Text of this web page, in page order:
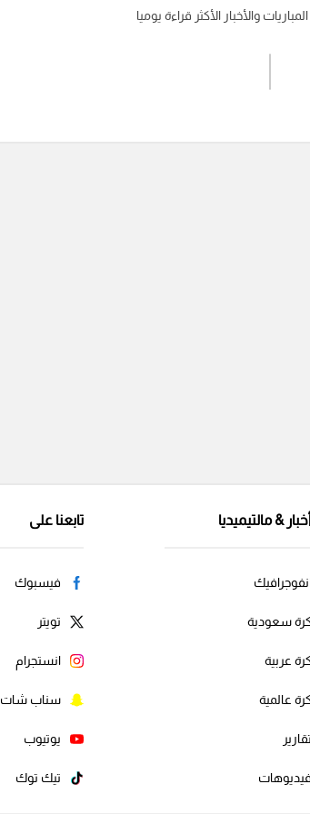
والأخبار الأكثر قراءة يوميا
أخبار & مالتيميديا
سعودية
عربية
عالمية
تقارير
فيديوهات
تابعنا على
فيسبوك
تويتر
انستجرام
سناب شات
يوتيوب
تيك توك